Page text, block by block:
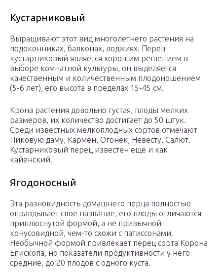
Кустарниковый
Выращивают этот вид многолетнего растения на
подоконниках, балконах, лоджиях. Перец
кустарниковый является хорошим решением в
выборе комнатной культуры, он выделяется
качественным и количественным плодоношением
(5-6 лет), его высота в пределах 15-45 см.
Крона растения довольно густая, плоды мелких
размеров, их количество достигает до 50 штук.
Среди известных мелкоплодных сортов отмечают
Пиковую даму, Кармен, Огонек, Невесту, Салют.
Кустарниковый перец известен еще и как
кайенский.
Ягодоносный
Эта разновидность домашнего перца полностью
оправдывает свое название, его плоды отличаются
приплюснутой формой, а не привычной
конусовидной, чем-то схожи с патиссонами.
Необычной формой привлекает перец сорта Корона
Епископа, но показатели продуктивности у него
средние, до 20 плодов с одного куста.